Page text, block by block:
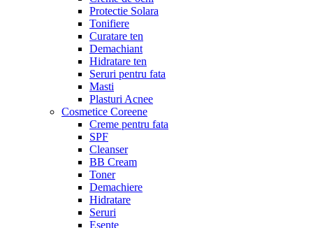
Protectie Solara
Tonifiere
Curatare ten
Demachiant
Hidratare ten
Seruri pentru fata
Masti
Plasturi Acnee
Cosmetice Coreene
Creme pentru fata
SPF
Cleanser
BB Cream
Toner
Demachiere
Hidratare
Seruri
Esente